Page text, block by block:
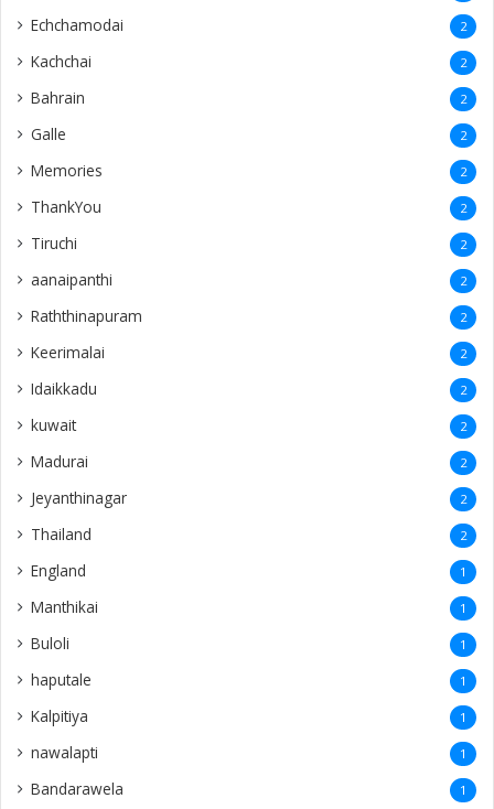
Echchamodai 2
Kachchai 2
Bahrain 2
Galle 2
Memories 2
ThankYou 2
Tiruchi 2
aanaipanthi 2
Raththinapuram 2
Keerimalai 2
Idaikkadu 2
kuwait 2
Madurai 2
Jeyanthinagar 2
Thailand 2
England 1
Manthikai 1
Buloli 1
haputale 1
Kalpitiya 1
nawalapti 1
Bandarawela 1